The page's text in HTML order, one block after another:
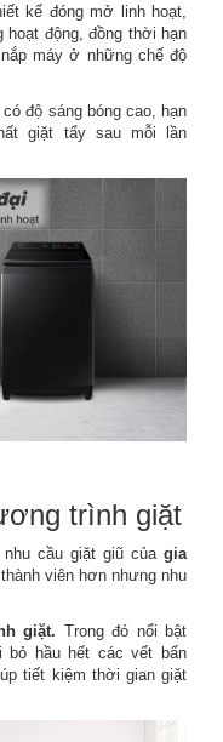
kế đóng mở linh hoạt,
hoạt động, đồng thời hạn
máy ở những chế độ
có độ sáng bóng cao, hạn
giặt tẩy sau mỗi lần
trình giặt
nhu cầu giặt giũ củagia
viên hơn nhưng nhu
giặt. Trong đó nổi bật
bỏ hầu hết các vết bẩn
tiết kiệm thời gian giặt